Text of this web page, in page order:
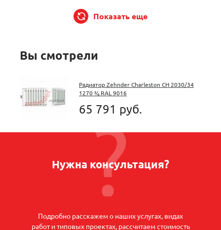
Показать еще
Вы смотрели
Радиатор Zehnder Charleston CH 2030/34
1270 ¾ RAL 9016
65 791 руб.
Нужна консультация?
Подробно расскажем о наших услугах, видах
работ и типовых проектах, рассчитаем стоимость